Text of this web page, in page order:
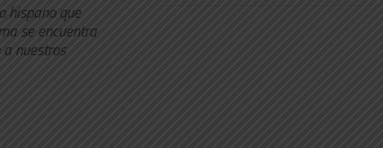
hispano que
se encuentra
nuestros